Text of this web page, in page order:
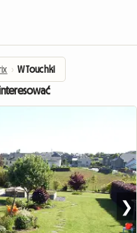
› W Touchki
❯